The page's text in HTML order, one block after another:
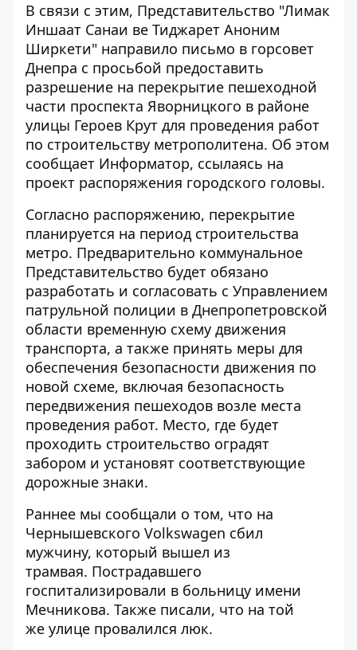
В связи с этим, Представительство "Лимак
Иншаат Санаи ве Тиджарет Аноним
Ширкети" направило письмо в горсовет
Днепра с просьбой предоставить
разрешение на перекрытие пешеходной
части проспекта Яворницкого в районе
улицы Героев Крут для проведения работ
по строительству метрополитена. Об этом
сообщает Информатор, ссылаясь на
проект распоряжения городского головы.
Согласно распоряжению, перекрытие
планируется на период строительства
метро. Предварительно коммунальное
Представительство будет обязано
разработать и согласовать с Управлением
патрульной полиции в Днепропетровской
области временную схему движения
транспорта, а также принять меры для
обеспечения безопасности движения по
новой схеме, включая безопасность
передвижения пешеходов возле места
проведения работ. Место, где будет
проходить строительство оградят
забором и установят соответствующие
дорожные знаки.
Раннее мы сообщали о том, что на
Чернышевского Volkswagen сбил
мужчину, который вышел из
трамвая. Пострадавшего
госпитализировали в больницу имени
Мечникова. Также писали, что на той
же улице провалился люк.